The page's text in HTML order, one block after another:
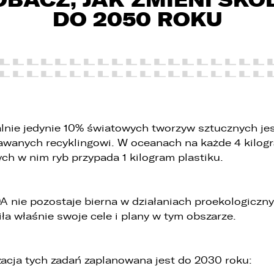
DO 2050 ROKU
jedynie 10% światowych tworzyw sztucznych
recyklingowi. W oceanach na każde 4
w nim ryb przypada 1 kilogram plastiku.
nie pozostaje bierna w działaniach
właśnie swoje cele i plany w tym obszarze.
tych zadań zaplanowana jest do 2030 roku:
i w sprawie swobodnego przepływu takich danych oraz
dyrektywy 95/46/WE (ogólne rozporządzenie o ochronie